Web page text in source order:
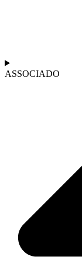
ASSOCIADO